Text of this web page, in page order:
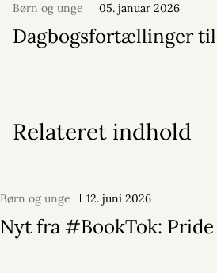
Børn og unge 05. januar 2026
Dagbogsfortællinger
Relateret indhold
Børn og unge 12. juni 2026
Nyt fra #BookTok: Pride